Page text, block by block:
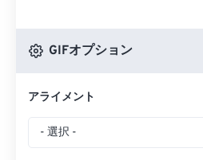
GIFオプション
アライメント
- 選択 -